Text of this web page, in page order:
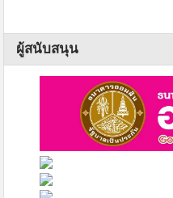
ผู้สนับสนุน